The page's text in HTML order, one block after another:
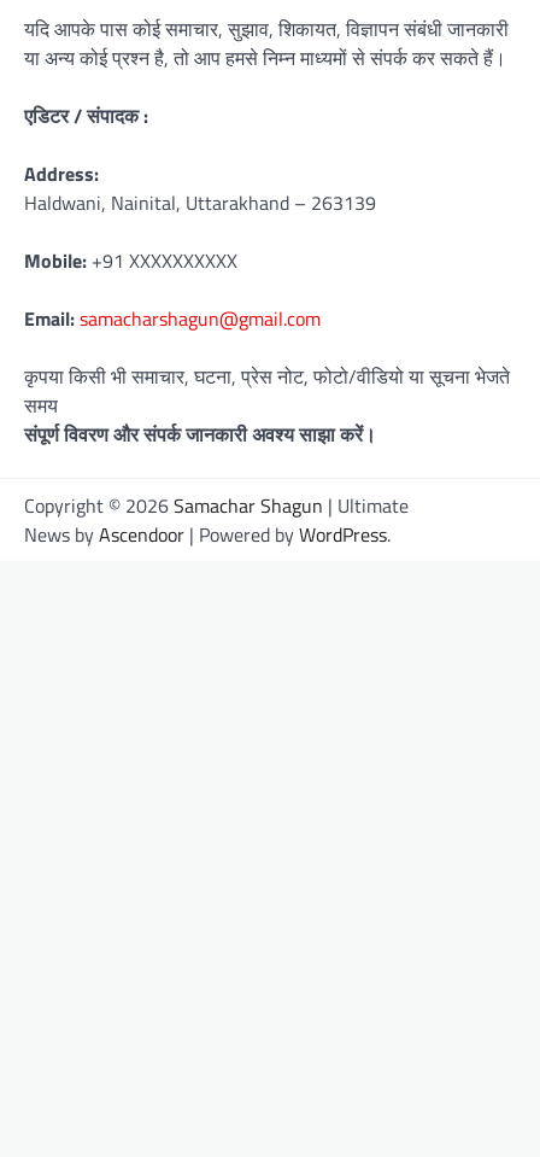
यदि आपके पास कोई समाचार, सुझाव, शिकायत, विज्ञापन संबंधी जानकारी
या अन्य कोई प्रश्न है, तो आप हमसे निम्न माध्यमों से संपर्क कर सकते हैं।
एडिटर / संपादक :
Address:
Haldwani, Nainital, Uttarakhand – 263139
Mobile: +91 XXXXXXXXXX
Email:samacharshagun@gmail.com
कृपया किसी भी समाचार, घटना, प्रेस नोट, फोटो/वीडियो या सूचना भेजते
समय
संपूर्ण विवरण और संपर्क जानकारी अवश्य साझा करें।
Copyright © 2026Samachar Shagun | Ultimate
News byAscendoor | Powered byWordPress.